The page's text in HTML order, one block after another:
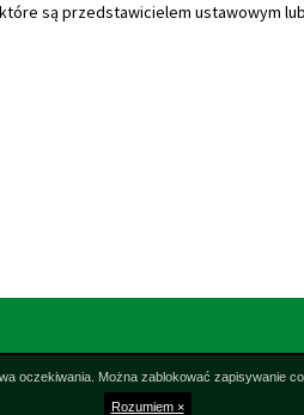
są przedstawicielem ustawowym
oczekiwania. Można zablokować zapisywanie
Rozumiem ×